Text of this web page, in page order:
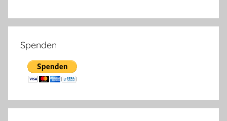
Spenden